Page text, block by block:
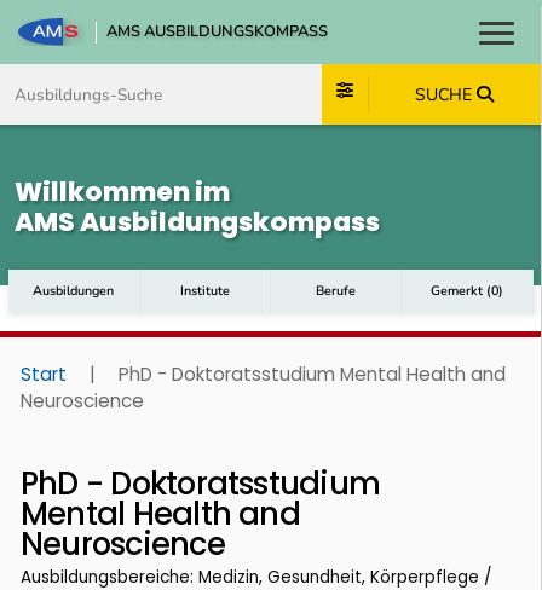
AMS AUSBILDUNGSKOMPASS
SUCHE
Willkommen im
AMS Ausbildungskompass
Ausbildungen Institute Berufe Gemerkt (0)
Start |
PhD - Doktoratsstudium Mental Health and
Neuroscience
PhD - Doktoratsstudium
Mental Health and
Neuroscience
Ausbildungsbereiche: Medizin, Gesundheit, Körperpflege /